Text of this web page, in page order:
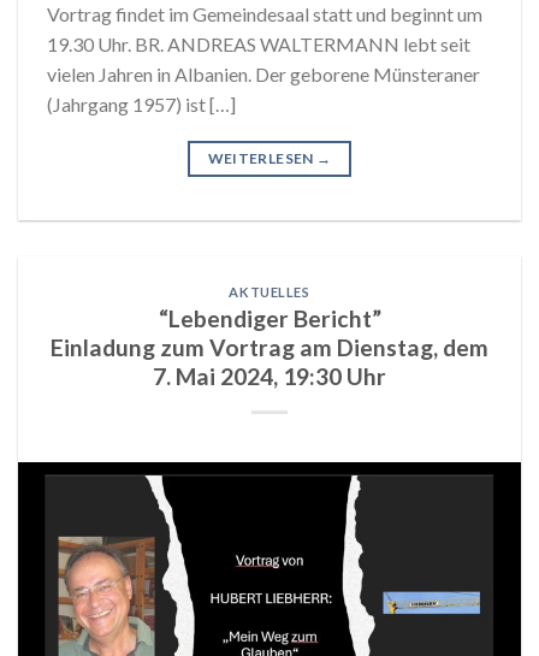
Vortrag findet im Gemeindesaal statt und beginnt um
19.30 Uhr. BR. ANDREAS WALTERMANN lebt seit
vielen Jahren in Albanien. Der geborene Münsteraner
(Jahrgang 1957) ist […]
WEITERLESEN →
AKTUELLES
“Lebendiger Bericht”
Einladung zum Vortrag am Dienstag, dem
7. Mai 2024, 19:30 Uhr